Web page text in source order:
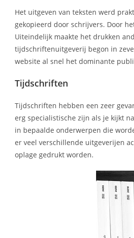
Het uitgeven van teksten werd
gekopieerd door schrijvers. Door
Uiteindelijk maakte het drukken
tijdschriftenuitgeverij begon in
website al snel het dominante
Tijdschriften
Tijdschriften hebben een zeer
erg specialistische zijn als je kijkt
in bepaalde onderwerpen die
er veel verschillende uitgeverijen
oplage gedrukt worden.